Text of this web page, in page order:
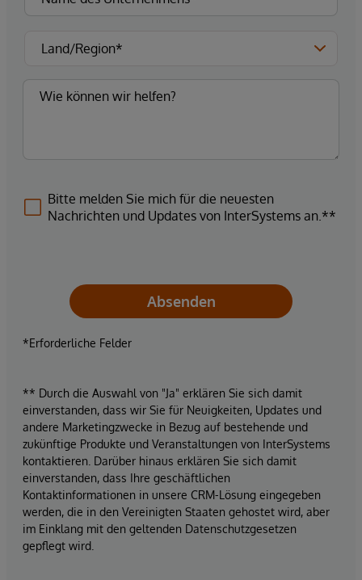
Bitte melden Sie mich für die neuesten
Nachrichten und Updates von InterSystems an.**
Absenden
*Erforderliche Felder
** Durch die Auswahl von "Ja" erklären Sie sich damit
einverstanden, dass wir Sie für Neuigkeiten, Updates und
andere Marketingzwecke in Bezug auf bestehende und
zukünftige Produkte und Veranstaltungen von InterSystems
kontaktieren. Darüber hinaus erklären Sie sich damit
einverstanden, dass Ihre geschäftlichen
Kontaktinformationen in unsere CRM-Lösung eingegeben
werden, die in den Vereinigten Staaten gehostet wird, aber
im Einklang mit den geltenden Datenschutzgesetzen
gepflegt wird.